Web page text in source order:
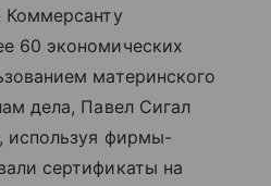
Коммерсанту
60 экономических
материнского
дела, Павел Сигал
используя фирмы-
сертификаты на